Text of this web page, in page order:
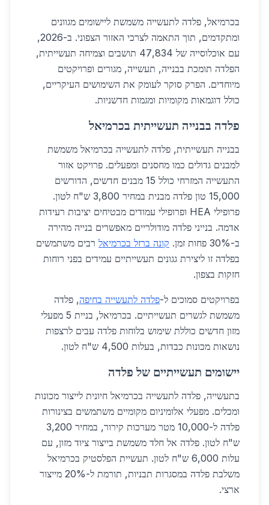
בכרמיאל, פלדה לתעשייה משמשת ליישומים מגוונים
ומתקדמים, תוך התאמה לצרכי האזור הצפוני. ב-2026,
עם אוכלוסייה של 47,834 תושבים וצמיחה תעשייתית,
הפלדה תומכת בבנייה, תעשייה, מגורים ופרויקטים
מיוחדים. הפרק סוקר לעומק את השימושים העיקריים,
כולל דוגמאות מקומיות ומגמות חדשניות.
פלדה בבנייה תעשייתית בכרמיאל
בבנייה תעשייתית, פלדה לתעשייה בכרמיאל משמשת
למבנים גדולים כמו מחסנים ומפעלים. פרויקט אזור
התעשייה המזרחי כולל 15 מבנים חדשים, הדורשים
15,000 טון פלדה מבנית במחיר 3,800 ש"ח לטון.
פרופילי HEA ופרופילי עמודים מבטיחים יציבות רעידות
אדמה. בנייני פלדה מודולריים מאפשרים בנייה מהירה
ב-30% פחות זמן.
קונה ברזל בכרמיאל רבים משתמשים
בפלדה זו ליצירת גגונים תעשייתיים עמידים בפני רוחות
חזקות בצפון.
בפרויקטים סמוכים ל-פלדה לתעשייה בחיפה, פלדה
משמשת לגשרים תעשייתיים. בכרמיאל, בניית 5 מפעלי
מזון חדשים כוללת שימוש בלוחות פלדה עבים לרצפות
נושאות מכונות כבדות, בעלות 4,500 ש"ח לטון.
יישומים תעשייתיים של פלדה
בתעשייה, פלדה לתעשייה בכרמיאל חיונית לייצור מכונות
ומכלים. מפעלי אלומיניום מקומיים משתמשים בצינורות
פלדה ל-10,000 מטר מערכות קירור, במחיר 3,200
ש"ח לטון. פלדה אל חלד משמשת בייצור ציוד מזון, עם
עלות 6,000 ש"ח לטון. תעשיית הפלסטיק בכרמיאל
משלבת פלדה במסגרות תבניות, תורמת ל-20% מייצור
ארצי.